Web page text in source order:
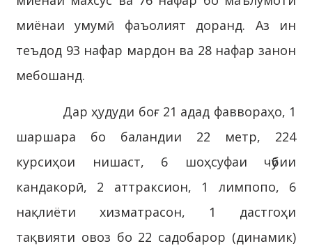
миёнаи умумӣ фаъолият доранд. Аз ин
теъдод 93 нафар мардон ва 28 нафар занон
мебошанд.
Дар ҳудуди боғ 21 адад фаввораҳо, 1
шаршара бо баландии 22 метр, 224
курсиҳои нишаст, 6 шоҳсуфаи чӯбии
кандакорӣ, 2 аттраксион, 1 лимпопо, 6
нақлиёти хизматрасон, 1 дастгоҳи
тақвияти овоз бо 22 садобарор (динамик)